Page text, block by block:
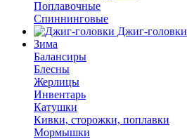
Поплавочные
Спиннинговые
Джиг-головки
Зима
Балансиры
Блесны
Жерлицы
Инвентарь
Катушки
Кивки, сторожки, поплавки
Мормышки